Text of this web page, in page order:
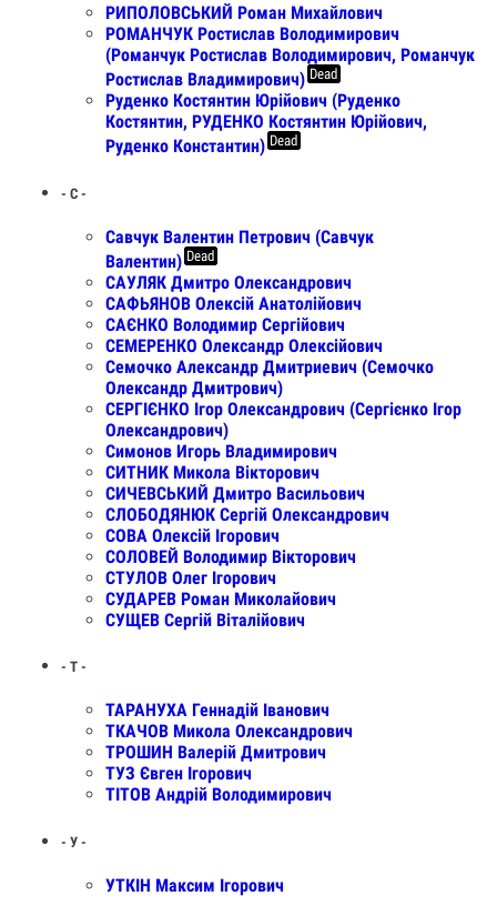
РИПОЛОВСЬКИЙ Роман Михайлович
РОМАНЧУК Ростислав Володимирович
(Романчук Ростислав Володимирович, Романчук
Ростислав Владимирович) Dead
Руденко Костянтин Юрійович (Руденко
Костянтин, РУДЕНКО Костянтин Юрійович,
Руденко Константин) Dead
- С -
Савчук Валентин Петрович (Савчук
Валентин) Dead
САУЛЯК Дмитро Олександрович
САФЬЯНОВ Олексій Анатолійович
САЄНКО Володимир Сергійович
СЕМЕРЕНКО Олександр Олексійович
Семочко Александр Дмитриевич (Семочко
Олександр Дмитрович)
СЕРГІЄНКО Ігор Олександрович (Сергієнко Ігор
Олександрович)
Симонов Игорь Владимирович
СИТНИК Микола Вікторович
СИЧЕВСЬКИЙ Дмитро Васильович
СЛОБОДЯНЮК Сергій Олександрович
СОВА Олексій Ігорович
СОЛОВЕЙ Володимир Вікторович
СТУЛОВ Олег Ігорович
СУДАРЕВ Роман Миколайович
СУЩЕВ Сергій Віталійович
- Т -
ТАРАНУХА Геннадій Іванович
ТКАЧОВ Микола Олександрович
ТРОШИН Валерій Дмитрович
ТУЗ Євген Ігорович
ТІТОВ Андрій Володимирович
- У -
УТКІН Максим Ігорович